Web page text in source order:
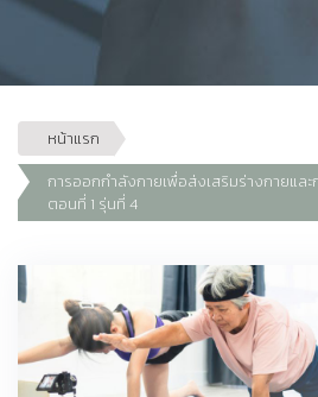
หน้าแรก
การออกกำลังกายเพื่อส่งเสริมร่างกายและ
ตอนที่ 1 รุ่นที่ 4